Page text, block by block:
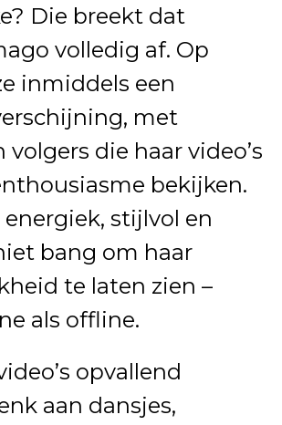
Die breekt dat
volledig af. Op
inmiddels een
met
die haar video’s
bekijken.
energiek, stijlvol en
bang om haar
te laten zien –
als offline.
opvallend
aan dansjes,